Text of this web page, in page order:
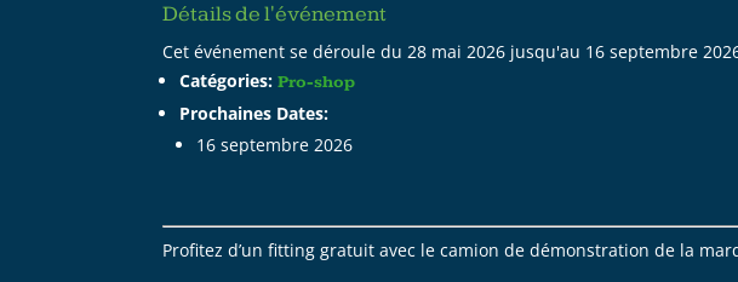
Détails de l'événement
Cet événement se déroule du 28 mai 2026 jusqu'au 16 septembre
Catégories: Pro-shop
Prochaines Dates:
16 septembre 2026
Profitez d’un fitting gratuit avec le camion de démonstration de la